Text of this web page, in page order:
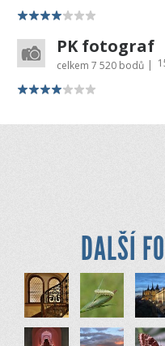
PK fotograf
celkem 7 520 bodů |
DALŠÍ